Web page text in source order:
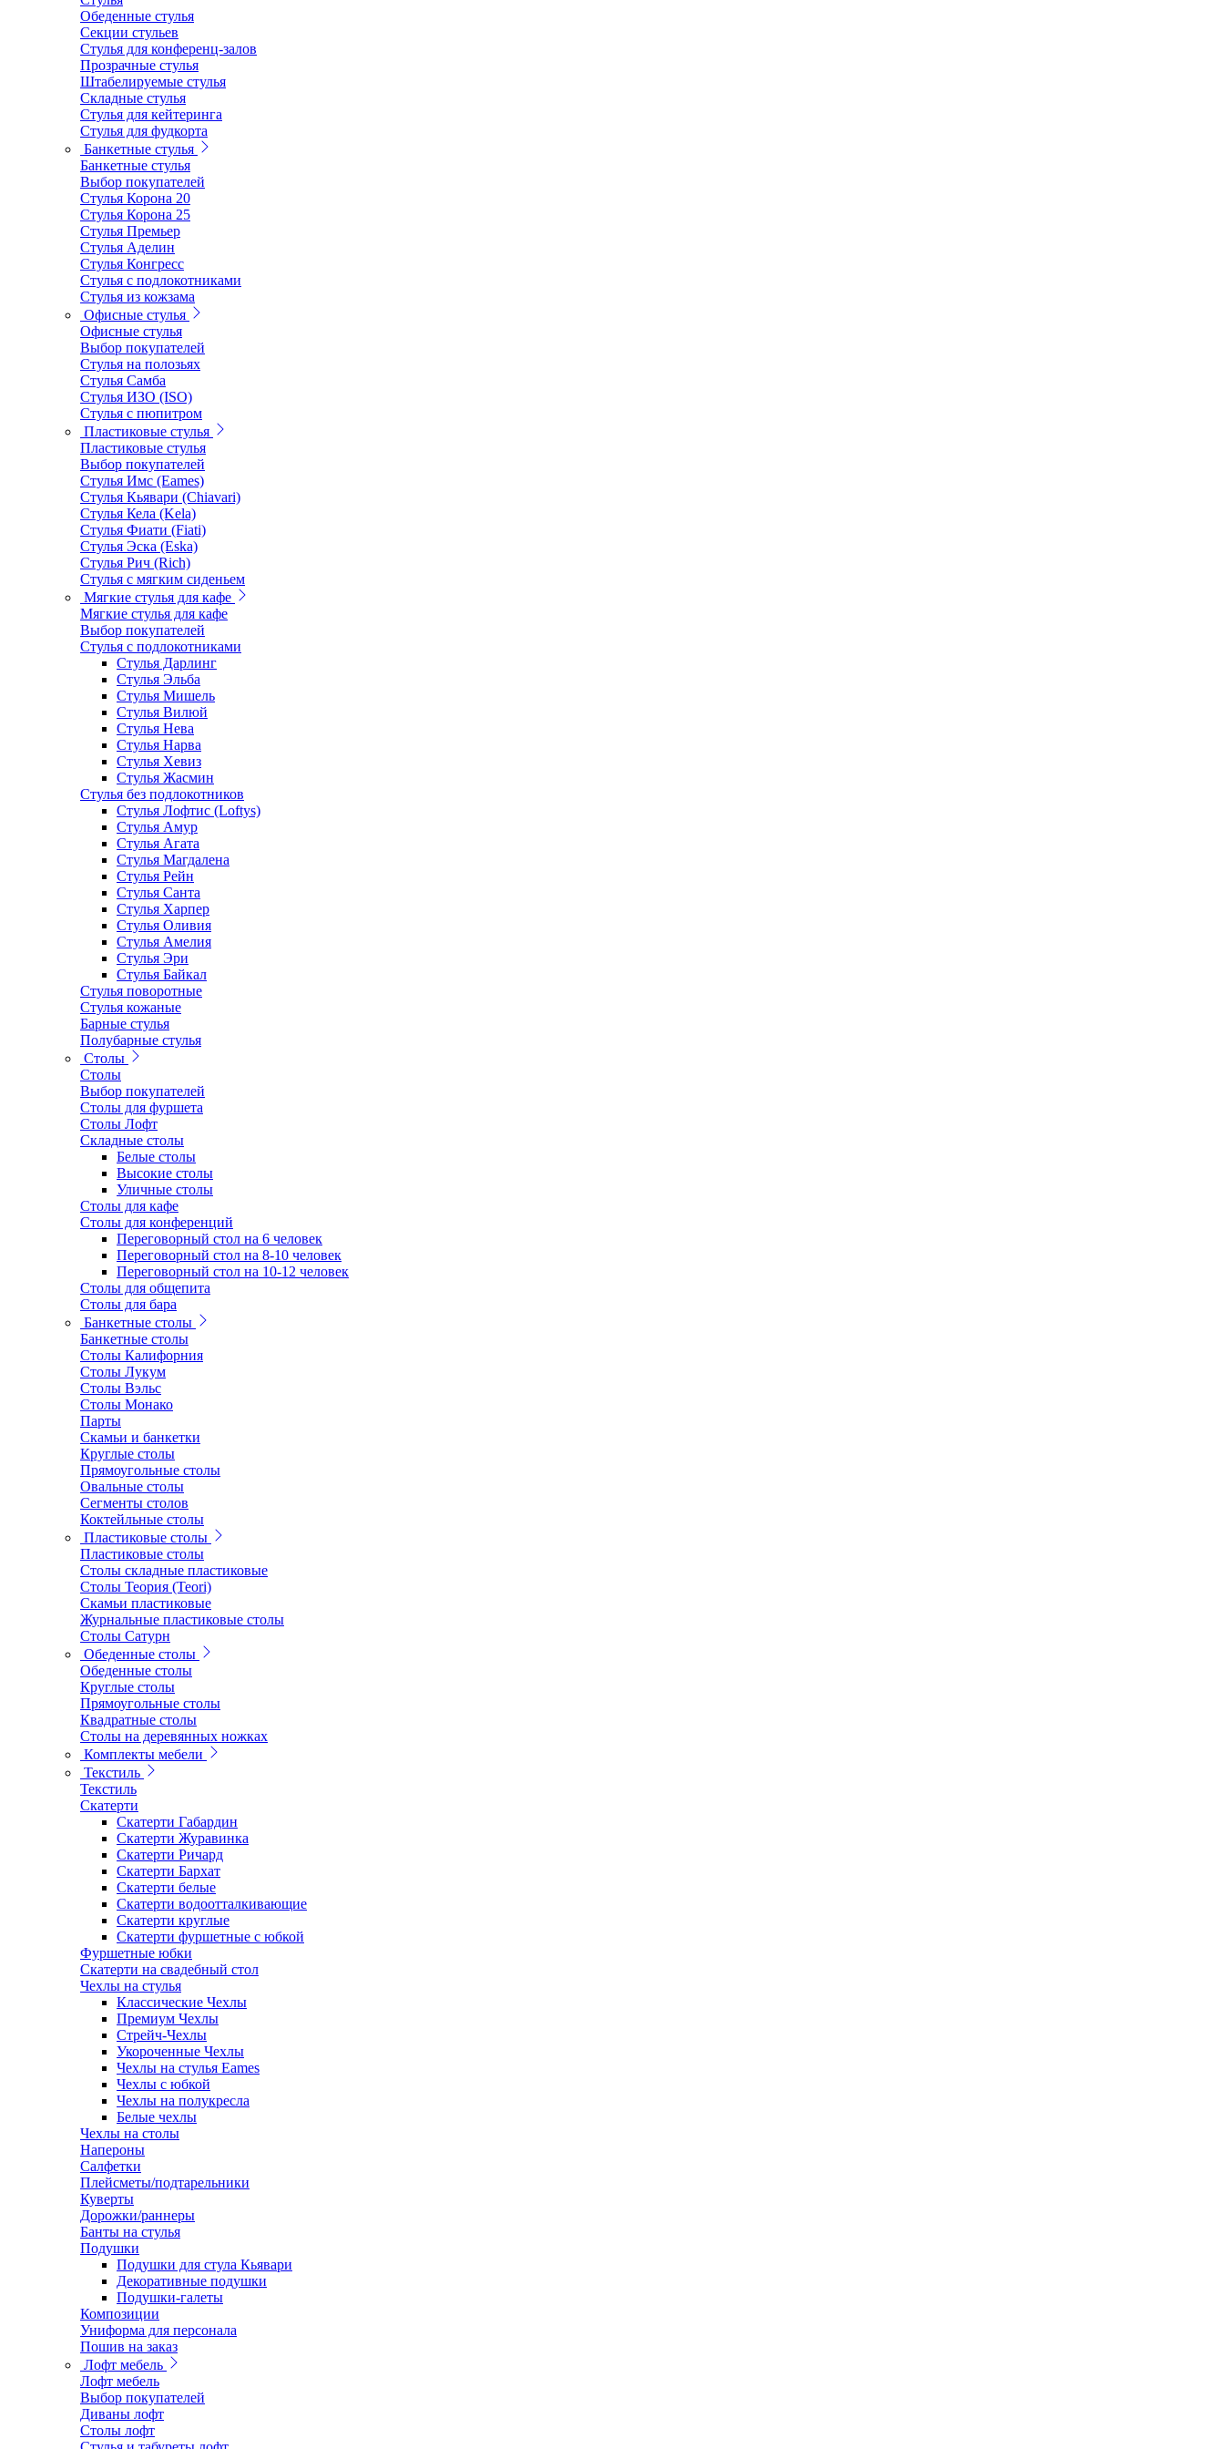
Обеденные стулья
Секции стульев
Стулья для конференц-залов
Прозрачные стулья
Штабелируемые стулья
Складные стулья
Стулья для кейтеринга
Стулья для фудкорта
Банкетные стулья
Банкетные стулья
Выбор покупателей
Стулья Корона 20
Стулья Корона 25
Стулья Премьер
Стулья Аделин
Стулья Конгресс
Стулья с подлокотниками
Стулья из кожзама
Офисные стулья
Офисные стулья
Выбор покупателей
Стулья на полозьях
Стулья Самба
Стулья ИЗО (ISO)
Стулья с пюпитром
Пластиковые стулья
Пластиковые стулья
Выбор покупателей
Стулья Имс (Eames)
Стулья Кьявари (Chiavari)
Стулья Кела (Kela)
Стулья Фиати (Fiati)
Стулья Эска (Eska)
Стулья Рич (Rich)
Стулья с мягким сиденьем
Мягкие стулья для кафе
Мягкие стулья для кафе
Выбор покупателей
Стулья с подлокотниками
Стулья Дарлинг
Стулья Эльба
Стулья Мишель
Стулья Вилюй
Стулья Нева
Стулья Нарва
Стулья Хевиз
Стулья Жасмин
Стулья без подлокотников
Стулья Лофтис (Loftys)
Стулья Амур
Стулья Агата
Стулья Магдалена
Стулья Рейн
Стулья Санта
Стулья Харпер
Стулья Оливия
Стулья Амелия
Стулья Эри
Стулья Байкал
Стулья поворотные
Стулья кожаные
Барные стулья
Полубарные стулья
Столы
Столы
Выбор покупателей
Столы для фуршета
Столы Лофт
Складные столы
Белые столы
Высокие столы
Уличные столы
Столы для кафе
Столы для конференций
Переговорный стол на 6 человек
Переговорный стол на 8-10 человек
Переговорный стол на 10-12 человек
Столы для общепита
Столы для бара
Банкетные столы
Банкетные столы
Столы Калифорния
Столы Лукум
Столы Вэльс
Столы Монако
Парты
Скамьи и банкетки
Круглые столы
Прямоугольные столы
Овальные столы
Сегменты столов
Коктейльные столы
Пластиковые столы
Пластиковые столы
Столы складные пластиковые
Столы Теория (Teori)
Скамьи пластиковые
Журнальные пластиковые столы
Столы Сатурн
Обеденные столы
Обеденные столы
Круглые столы
Прямоугольные столы
Квадратные столы
Столы на деревянных ножках
Комплекты мебели
Текстиль
Текстиль
Скатерти
Скатерти Габардин
Скатерти Журавинка
Скатерти Ричард
Скатерти Бархат
Скатерти белые
Скатерти водоотталкивающие
Скатерти круглые
Скатерти фуршетные с юбкой
Фуршетные юбки
Скатерти на свадебный стол
Чехлы на стулья
Классические Чехлы
Премиум Чехлы
Стрейч-Чехлы
Укороченные Чехлы
Чехлы на стулья Eames
Чехлы с юбкой
Чехлы на полукресла
Белые чехлы
Чехлы на столы
Напероны
Салфетки
Плейсметы/подтарельники
Куверты
Дорожки/раннеры
Банты на стулья
Подушки
Подушки для стула Кьявари
Декоративные подушки
Подушки-галеты
Композиции
Униформа для персонала
Пошив на заказ
Лофт мебель
Лофт мебель
Выбор покупателей
Диваны лофт
Столы лофт